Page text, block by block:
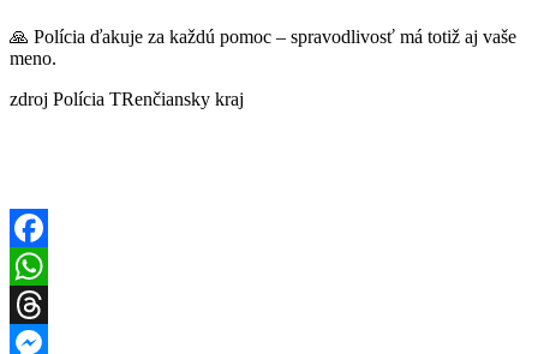
🙏 Polícia ďakuje za každú pomoc – spravodlivosť má totiž aj vaše
meno.
zdroj Polícia TRenčiansky kraj
Facebook
WhatsApp
Threads